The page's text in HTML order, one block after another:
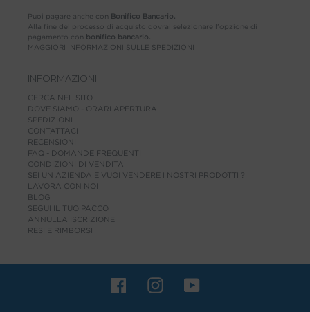
Puoi pagare anche con
Bonifico Bancario.
Alla fine del processo di acquisto dovrai selezionare l'opzione di
pagamento con bonifico bancario.
MAGGIORI INFORMAZIONI SULLE SPEDIZIONI
INFORMAZIONI
CERCA NEL SITO
DOVE SIAMO - ORARI APERTURA
SPEDIZIONI
CONTATTACI
RECENSIONI
FAQ - DOMANDE FREQUENTI
CONDIZIONI DI VENDITA
SEI UN AZIENDA E VUOI VENDERE I NOSTRI PRODOTTI ?
LAVORA CON NOI
BLOG
SEGUI IL TUO PACCO
ANNULLA ISCRIZIONE
RESI E RIMBORSI
FacebookInstagram